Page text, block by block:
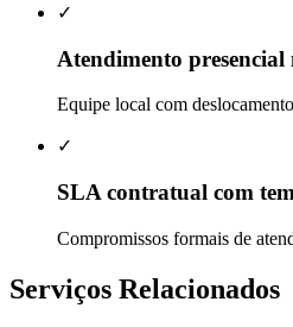
✓
Atendimento
Equipe local com
✓
SLA contratual com
Compromissos formais de
Serviços Relacionados